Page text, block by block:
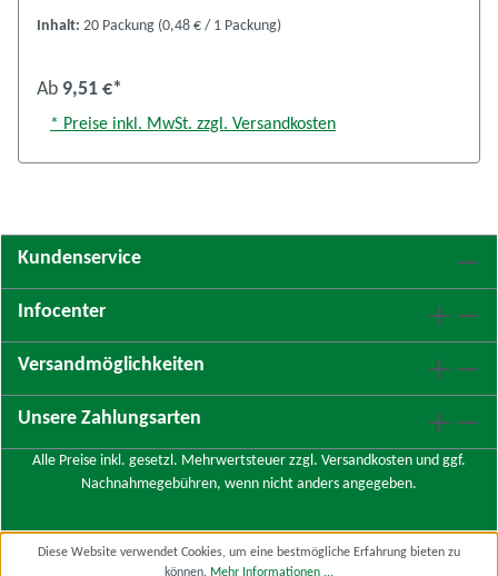
Stoffe, z.B. Kalk, Glasfasern, Holz-, Blei-, Chromstaub, Eisenoxid,
Inhalt: 20 Packung (0,48 € / 1 Packung)
Ab 9,51 €*
* Preise inkl. MwSt. zzgl. Versandkosten
Kundenservice
Infocenter
Versandmöglichkeiten
Unsere Zahlungsarten
Alle Preise inkl. gesetzl. Mehrwertsteuer zzgl. Versandkosten und ggf.
Nachnahmegebühren, wenn nicht anders angegeben.
Diese Website verwendet Cookies, um eine bestmögliche Erfahrung bieten zu
können. Mehr Informationen ...